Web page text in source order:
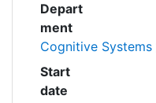
Depart
ment
Cognitive Systems
Start
date